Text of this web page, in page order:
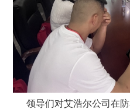
领导们对艾浩尔公司在